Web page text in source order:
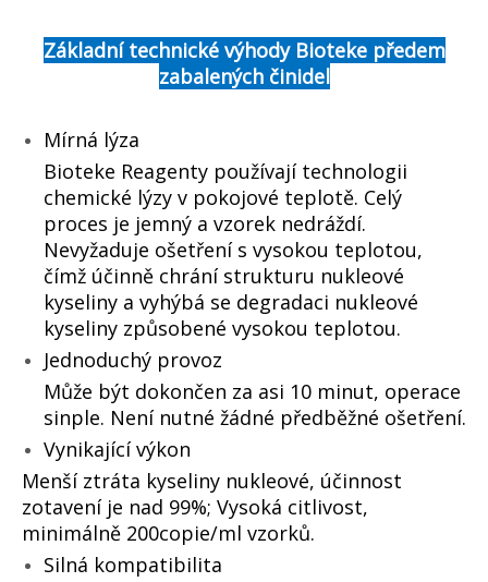
Základní technické výhody Bioteke předem
zabalených činidel
Mírná lýza
Bioteke Reagenty používají technologii
chemické lýzy v pokojové teplotě. Celý
proces je jemný a vzorek nedráždí.
Nevyžaduje ošetření s vysokou teplotou,
čímž účinně chrání strukturu nukleové
kyseliny a vyhýbá se degradaci nukleové
kyseliny způsobené vysokou teplotou.
Jednoduchý provoz
Může být dokončen za asi 10 minut, operace
sinple. Není nutné žádné předběžné ošetření.
Vynikající výkon
Menší ztráta kyseliny nukleové, účinnost
zotavení je nad 99%; Vysoká citlivost,
minimálně 200copie/ml vzorků.
Silná kompatibilita